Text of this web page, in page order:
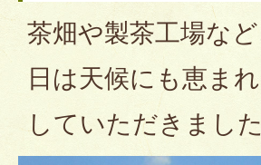
茶畑や製茶工場な
日は天候にも恵ま
していただきました